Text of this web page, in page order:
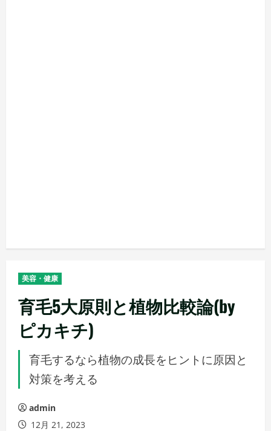
美容・健康
育毛5大原則と植物比較論(by
ピカキチ)
育毛するなら植物の成長をヒントに原因と
対策を考える
admin
12月 21, 2023